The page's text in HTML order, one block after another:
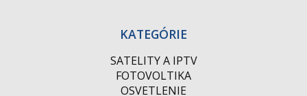
KATEGÓRIE
SATELITY A IPTV
FOTOVOLTIKA
OSVETLENIE